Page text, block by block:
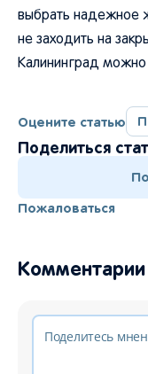
выбрать надежное
не заходить на
Калининград можно
Оцените статью
Поделиться
Пожаловаться
Комментарии